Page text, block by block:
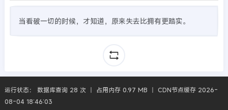
当看破一切的时候，才知道，原来失去比拥有更踏实。
运行状态： 数据库查询 28 次 丨 占用内存 0.97 MB 丨 CDN节点缓存 2026-
08-04 18:46:03